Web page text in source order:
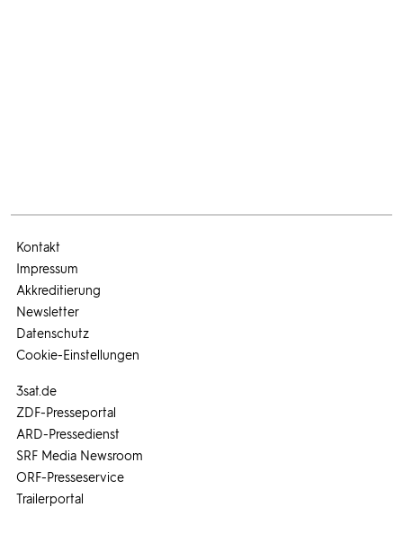
3sat.de
ZDF-Presseportal
ARD-Pressedienst
SRF Media Newsroom
ORF-Presseservice
Trailerportal
Kontakt
Impressum
Akkreditierung
Newsletter
Datenschutz
Cookie-Einstellungen